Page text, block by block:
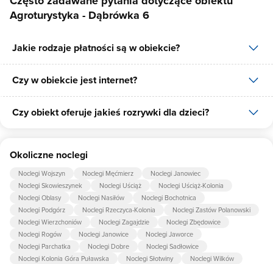
Agroturystyka - Dąbrówka 6
Jakie rodzaje płatności są w obiekcie?
W obiekcie dostępne są następujące formy płatności: gotówka.
Czy w obiekcie jest internet?
Tak, Agroturystyka - Dąbrówka 6 udostępnia dla swoich gości
Czy obiekt oferuje jakieś rozrywki dla dzieci?
Okoliczne noclegi
Noclegi Wojszyn Noclegi Męćmierz
Noclegi Janowiec
Noclegi Skowieszynek
Noclegi Uściąż
Noclegi Uściąż-Kolonia
Noclegi Oblasy
Noclegi Nasiłów
Noclegi Bochotnica
Noclegi Podgórz
Noclegi Rzeczyca-Kolonia
Noclegi Zastów Polanowski
Noclegi Wierzchoniów
Noclegi Zagajdzie
Noclegi Zbędowice
Noclegi Rogów
Noclegi Janowice
Noclegi Jaworce
Noclegi Parchatka
Noclegi Dobre
Noclegi Sadłowice
Noclegi Kolonia Góra Puławska
Noclegi Słotwiny
Noclegi Wilków